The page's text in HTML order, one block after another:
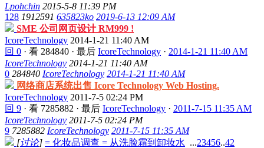
Lpohchin 2015-5-8 11:39 PM
128 1912591 635823ko 2019-6-13 12:09 AM
SME 公司网页设计 RM999 !
IcoreTechnology 2014-1-21 11:40 AM
回 0 · 看 284840 · 最后 IcoreTechnology · 2014-1-21 11:40 AM
IcoreTechnology 2014-1-21 11:40 AM
0 284840 IcoreTechnology 2014-1-21 11:40 AM
网络商店系统出售 Icore Technology Web Hosting.
IcoreTechnology 2011-7-5 02:24 PM
回 9 · 看 7285882 · 最后 IcoreTechnology · 2011-7-15 11:35 AM
IcoreTechnology 2011-7-5 02:24 PM
9 7285882 IcoreTechnology 2011-7-15 11:35 AM
[讨论] = 化妆品调查 = 从洗脸霜到卸妆水 ...23456..42